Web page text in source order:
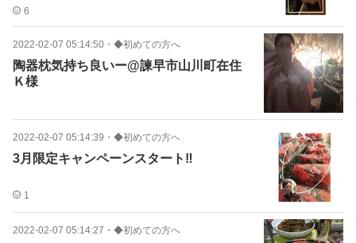
6
2022-02-07 05:14:50 ・ ◆初めての方へ
陶器枕気持ち良いー@諫早市山川町在住
Ｋ様
2022-02-07 05:14:39 ・ ◆初めての方へ
3月限定キャンペーンスタート‼️
1
2022-02-07 05:14:27 ・ ◆初めての方へ